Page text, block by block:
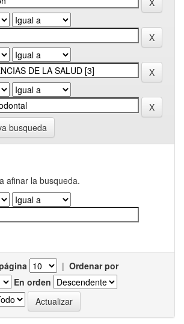
busqueda
afinar la busqueda.
| Ordenar por
En orden